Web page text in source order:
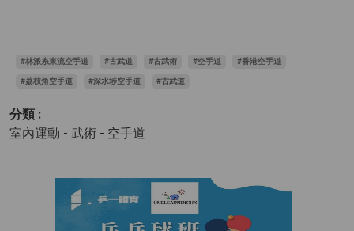
#林派糸東流空手道 #古武道 #古武術 #空手道 #香港空手道
#荔枝角空手道 #深水埗空手道 #古武道
分類 :
室內運動 - 武術 - 空手道